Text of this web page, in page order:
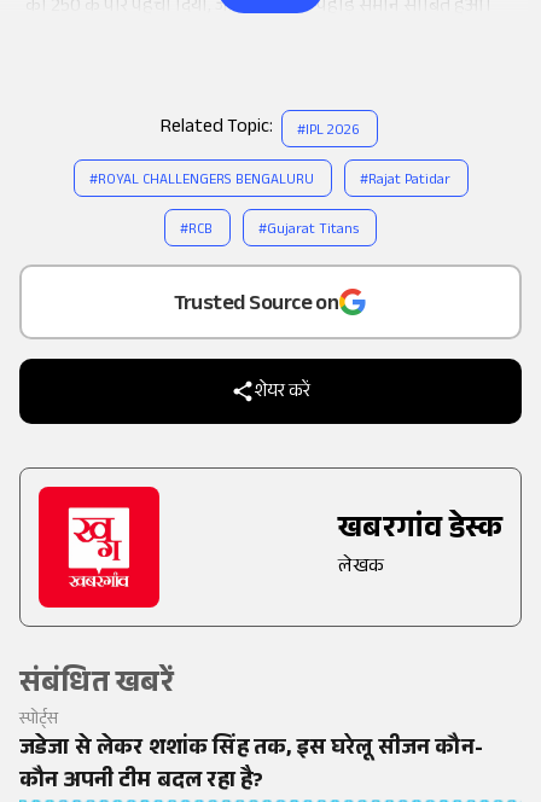
Add
as a
Trusted Source on
शेयर करें
खबरगांव डेस्क
लेखक
संबंधित खबरें
स्पोर्ट्स
जडेजा से लेकर शशांक सिंह तक, इस घरेलू सीजन कौन-
कौन अपनी टीम बदल रहा है?
को 250 के पार पहुंचा दिया, जो GT के लिए पहाड़ समान साबित हुआ।
Related Topic: #IPL 2026
#ROYAL CHALLENGERS BENGALURU #Rajat Patidar
#RCB #Gujarat Titans